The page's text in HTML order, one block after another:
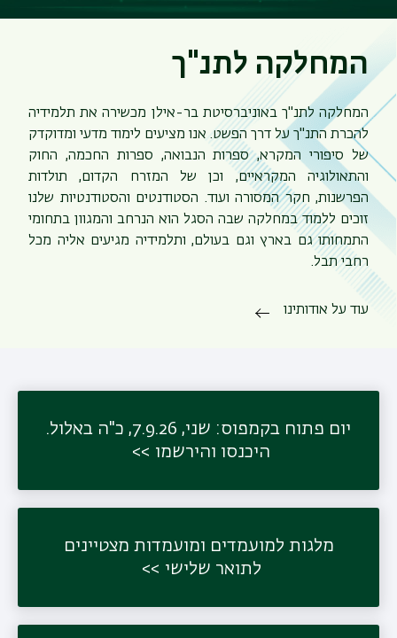
המחלקה לתנ"ך
המחלקה לתנ"ך באוניברסיטת בר-אילן מכשירה את תלמידיה
להכרת התנ"ך על דרך הפשט. אנו מציעים לימוד מדעי ומדוקדק
של סיפורי המקרא, ספרות הנבואה, ספרות החכמה, החוק
והתאולוגיה המקראיים, וכן של המזרח הקדום, תולדות
הפרשנות, חקר המסורה ועוד. הסטודנטים והסטודנטיות שלנו
זוכים ללמוד במחלקה שבה הסגל הוא הנרחב והמגוון בתחומי
התמחותו גם בארץ וגם בעולם, ותלמידיה מגיעים אליה מכל
רחבי תבל.
עוד על אודותינו
יום פתוח בקמפוס: שני, 7.9.26, כ"ה באלול.
היכנסו והירשמו
מלגות למועמדים ומועמדות מצטיינים
לתואר שלישי